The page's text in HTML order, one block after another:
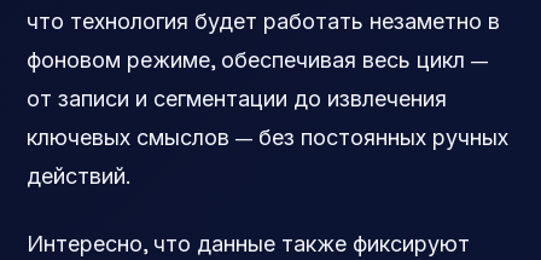
что технология будет работать незаметно в
фоновом режиме, обеспечивая весь цикл —
от записи и сегментации до извлечения
ключевых смыслов — без постоянных ручных
действий.
Интересно, что данные также фиксируют